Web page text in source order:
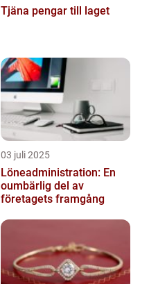
Tjäna pengar till laget
03 juli 2025
Löneadministration: En
oumbärlig del av
företagets framgång